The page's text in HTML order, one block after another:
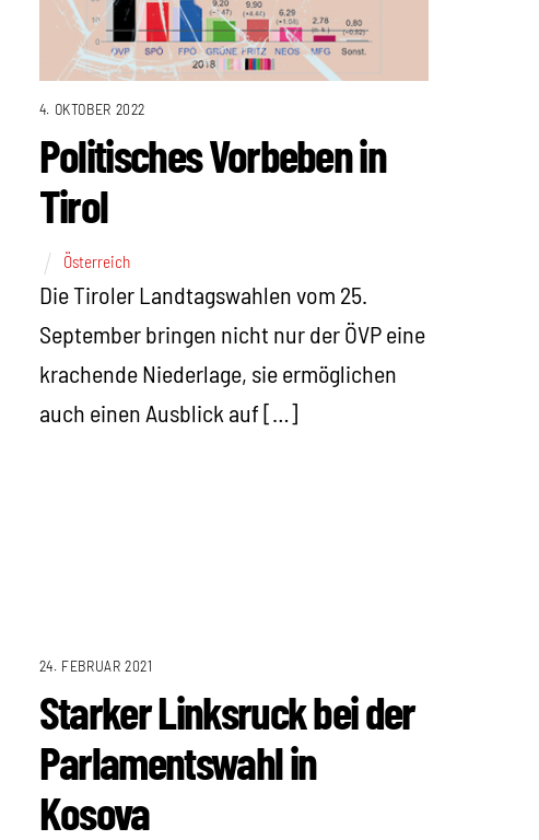
4. OKTOBER 2022
Politisches Vorbeben in
Tirol
Österreich
Die Tiroler Landtagswahlen vom 25.
September bringen nicht nur der ÖVP eine
krachende Niederlage, sie ermöglichen
auch einen Ausblick auf […]
24. FEBRUAR 2021
Starker Linksruck bei der
Parlamentswahl in
Kosova